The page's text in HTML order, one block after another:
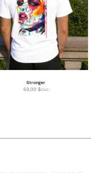
Stronger
69,99 $CAD